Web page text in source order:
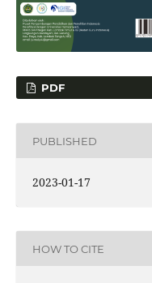
PDF
PUBLISHED
2023-01-17
HOW TO CITE